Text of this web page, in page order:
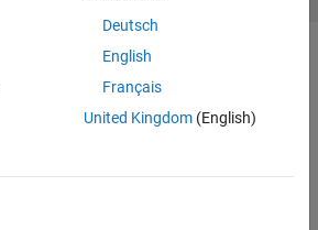
Deutsch
English
Français
United Kingdom(English)